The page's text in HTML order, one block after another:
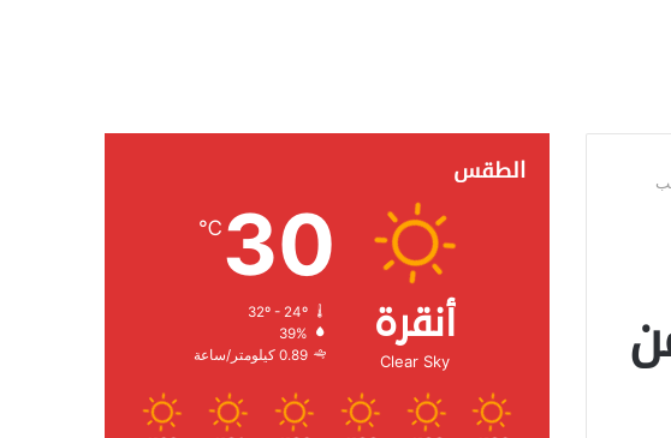
الطقس
أنقرة
Clear Sky
30
℃
32º - 24º
الرطوبة:
الرياح:0.89 كيلومتر/ساعة